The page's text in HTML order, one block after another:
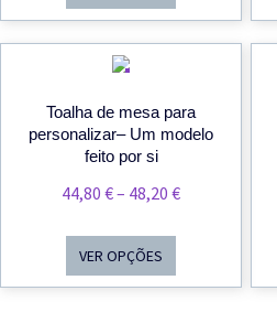
Toalha de mesa para
personalizar– Um modelo
feito por si
44,80 €– 48,20 €Price
VER OPÇÕES